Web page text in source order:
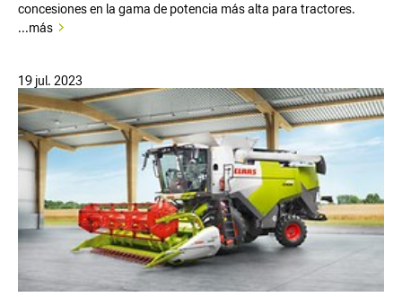
concesiones en la gama de potencia más alta para tractores.
...más
19 jul. 2023